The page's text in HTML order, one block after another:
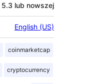
5.3 lub nowszej
English (US)
coinmarketcap
cryptocurrency